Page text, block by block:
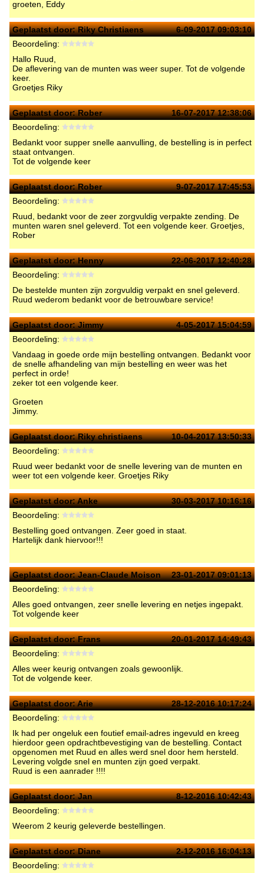
groeten, Eddy
Geplaatst door:Riky Christiaens
6-09-2017 09:03:10
Beoordeling:
Hallo Ruud,
De aflevering van de munten was weer super. Tot de volgende
keer.
Groetjes Riky
Geplaatst door:Rober
16-07-2017 12:38:06
Beoordeling:
Bedankt voor supper snelle aanvulling, de bestelling is in perfect
staat ontvangen.
Tot de volgende keer
Geplaatst door:Rober
9-07-2017 17:45:53
Beoordeling:
Ruud, bedankt voor de zeer zorgvuldig verpakte zending. De
munten waren snel geleverd. Tot een volgende keer. Groetjes,
Rober
Geplaatst door:Henny
22-06-2017 12:40:28
Beoordeling:
De bestelde munten zijn zorgvuldig verpakt en snel geleverd.
Ruud wederom bedankt voor de betrouwbare service!
Geplaatst door:Jimmy
4-05-2017 15:04:59
Beoordeling:
Vandaag in goede orde mijn bestelling ontvangen. Bedankt voor
de snelle afhandeling van mijn bestelling en weer was het
perfect in orde!
zeker tot een volgende keer.
Groeten
Jimmy.
Geplaatst door:Riky christiaens
10-04-2017 13:50:33
Beoordeling:
Ruud weer bedankt voor de snelle levering van de munten en
weer tot een volgende keer. Groetjes Riky
Geplaatst door:Anke
30-03-2017 10:16:16
Beoordeling:
Bestelling goed ontvangen. Zeer goed in staat.
Hartelijk dank hiervoor!!!
Geplaatst door:Jean-Claude Moison
23-01-2017 09:01:13
Beoordeling:
Alles goed ontvangen, zeer snelle levering en netjes ingepakt.
Tot volgende keer
Geplaatst door:Frans
20-01-2017 14:49:43
Beoordeling:
Alles weer keurig ontvangen zoals gewoonlijk.
Tot de volgende keer.
Geplaatst door:Arie
28-12-2016 10:17:24
Beoordeling:
Ik had per ongeluk een foutief email-adres ingevuld en kreeg
hierdoor geen opdrachtbevestiging van de bestelling. Contact
opgenomen met Ruud en alles werd snel door hem hersteld.
Levering volgde snel en munten zijn goed verpakt.
Ruud is een aanrader !!!!
Geplaatst door:Jan
8-12-2016 10:42:43
Beoordeling:
Weerom 2 keurig geleverde bestellingen.
Geplaatst door:Diane
2-12-2016 16:04:13
Beoordeling: